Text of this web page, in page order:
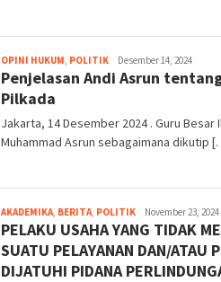
OPINI HUKUM, POLITIK Bayu
Hidayah
Desember 14, 2024
Penjelasan Andi Asrun
Pilkada
Jakarta, 14 Desember 2024 . Guru Besar
Muhammad Asrun sebagaimana dikutip
AKADEMIKA, BERITA, POLITIK herry
santoso
November 23, 2024
PELAKU USAHA YANG TIDAK
SUATU PELAYANAN DAN/ATAU
DIJATUHI PIDANA